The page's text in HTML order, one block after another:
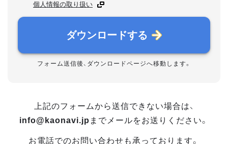
個人情報の取り扱い
ダウンロードする
フォーム送信後、ダウンロードページへ移動します。
上記のフォームから送信できない場合は、
info@kaonavi.jp までメールをお送りください。
お電話でのお問い合わせも承っております。